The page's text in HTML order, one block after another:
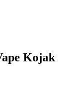
Kojak